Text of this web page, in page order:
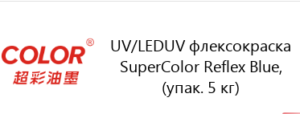
UV/LEDUV флексокраска
SuperColor Reflex Blue,
(упак. 5 кг)